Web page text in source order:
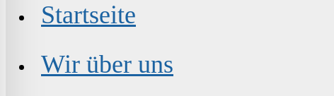
Startseite
Wir über uns